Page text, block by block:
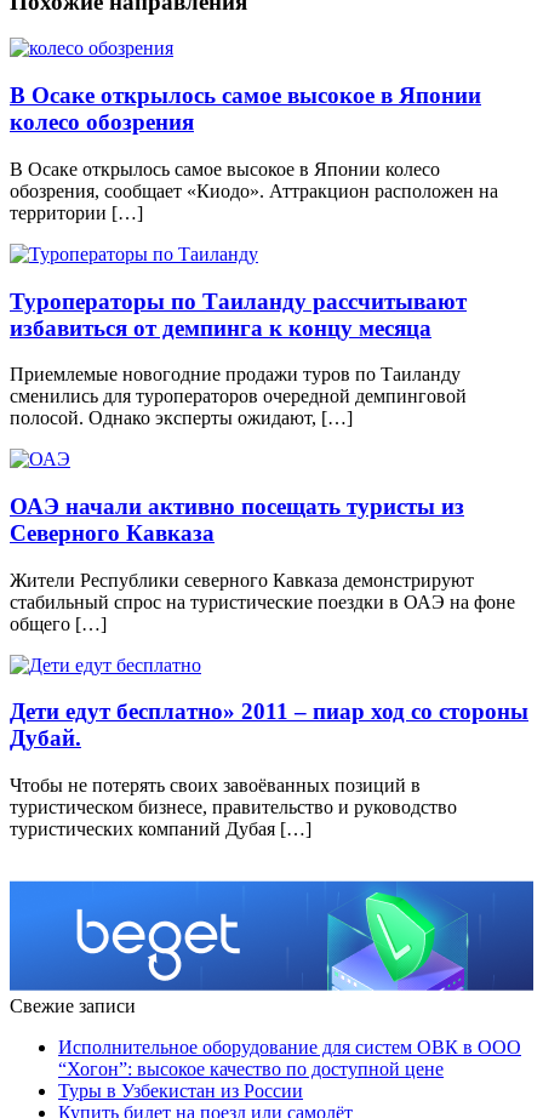
В Осаке открылось самое высокое в Японии
колесо обозрения
В Осаке открылось самое высокое в Японии колесо
обозрения, сообщает «Киодо». Аттракцион расположен на
территории […]
Туроператоры по Таиланду рассчитывают
избавиться от демпинга к концу месяца
Приемлемые новогодние продажи туров по Таиланду
сменились для туроператоров очередной демпинговой
полосой. Однако эксперты ожидают, […]
ОАЭ начали активно посещать туристы из
Северного Кавказа
Жители Республики северного Кавказа демонстрируют
стабильный спрос на туристические поездки в ОАЭ на фоне
общего […]
Дети едут бесплатно» 2011 – пиар ход со стороны
Дубай.
Чтобы не потерять своих завоёванных позиций в
туристическом бизнесе, правительство и руководство
туристических компаний Дубая […]
Свежие записи
Исполнительное оборудование для систем ОВК в ООО
“Хогон”: высокое качество по доступной цене
Туры в Узбекистан из России
Купить билет на поезд или самолёт